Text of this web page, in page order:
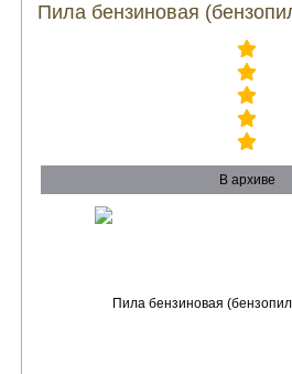
Пила бензиновая
В архиве